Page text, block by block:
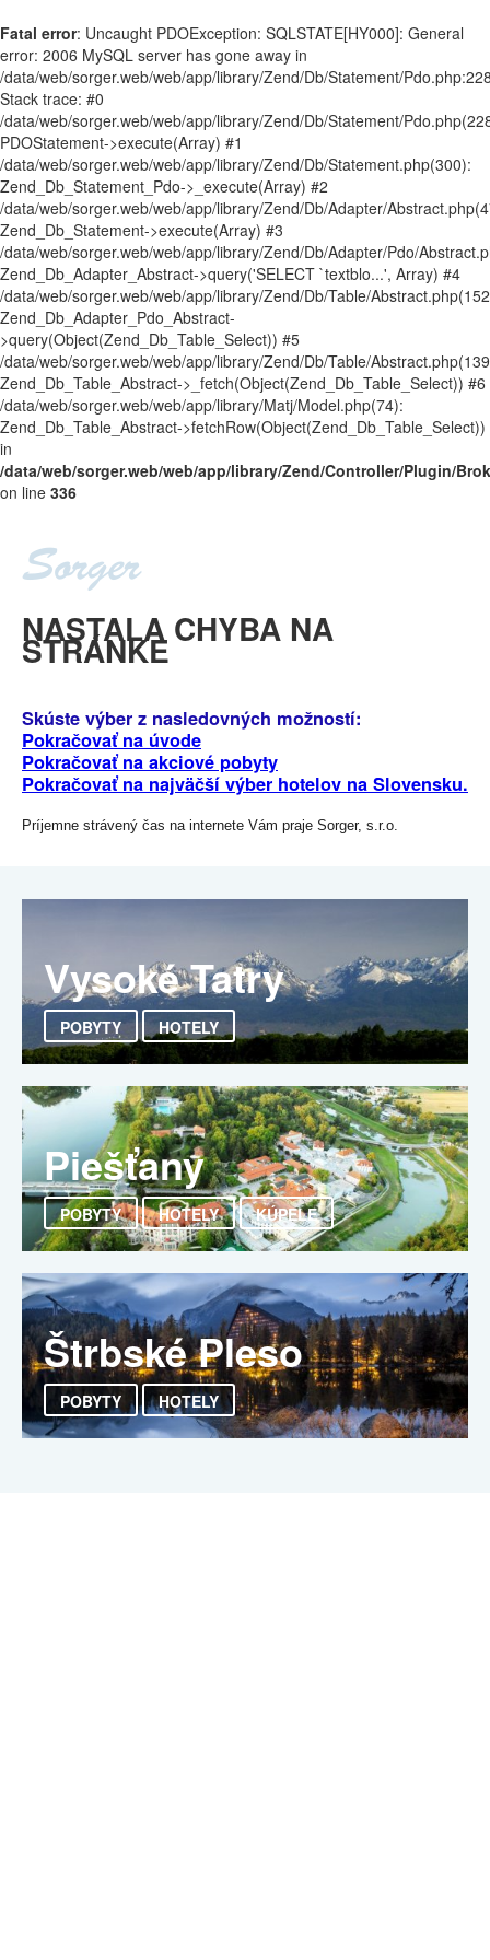
Fatal error: Uncaught PDOException: SQLSTATE[HY000]: General
error: 2006 MySQL server has gone away in
/data/web/sorger.web/web/app/library/Zend/Db/Statement/
Stack trace: #0
/data/web/sorger.web/web/app/library/Zend/Db/Statement/
PDOStatement->execute(Array) #1
/data/web/sorger.web/web/app/library/Zend/Db/Statement.php(300):
Zend_Db_Statement_Pdo->_execute(Array) #2
/data/web/sorger.web/web/app/library/Zend/Db/Adapter/
Zend_Db_Statement->execute(Array) #3
/data/web/sorger.web/web/app/library/Zend/Db/Adapter/Pdo/
Zend_Db_Adapter_Abstract->query('SELECT `textblo...', Array) #4
/data/web/sorger.web/web/app/library/Zend/Db/Table/
Zend_Db_Adapter_Pdo_Abstract-
>query(Object(Zend_Db_Table_Select)) #5
/data/web/sorger.web/web/app/library/Zend/Db/Table/
Zend_Db_Table_Abstract->_fetch(Object(Zend_Db_Table_Select)) #6
/data/web/sorger.web/web/app/library/Matj/Model.php(74):
Zend_Db_Table_Abstract->fetchRow(Object(Zend_Db_Table_Select))
in
/data/web/sorger.web/web/app/library/Zend/Controller/Plugin/
on line 336
NASTALA CHYBA NA
STRÁNKE
Skúste výber z nasledovných možností:
Pokračovať na úvode
Pokračovať na akciové pobyty
Pokračovať na najväčší výber hotelov na Slovensku.
Príjemne strávený čas na internete Vám praje Sorger, s.r.o.
Vysoké Tatry
POBYTY HOTELY
Piešťany
POBYTY HOTELY KÚPELE
Štrbské Pleso
POBYTY HOTELY